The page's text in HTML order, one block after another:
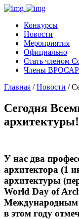
Конкурсы
Новости
Мероприятия
Официально
Стать членом
Члены ВРОСАР
Главная /Новости /
Сегодня
архитектуры!
У нас два
архитектора (1
архитектуры
World Day of
Международным
в этом году